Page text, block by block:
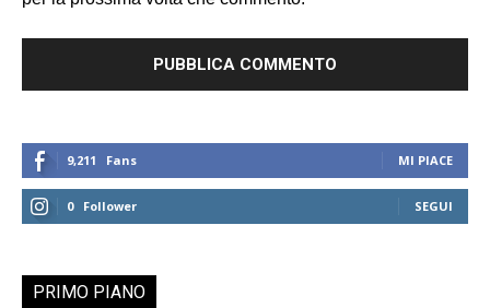
9,211 Fans MI PIACE
0 Follower SEGUI
PRIMO PIANO